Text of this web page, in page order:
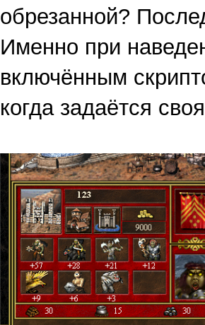
обрезанной?
Именно при
включённым
когда задаётся